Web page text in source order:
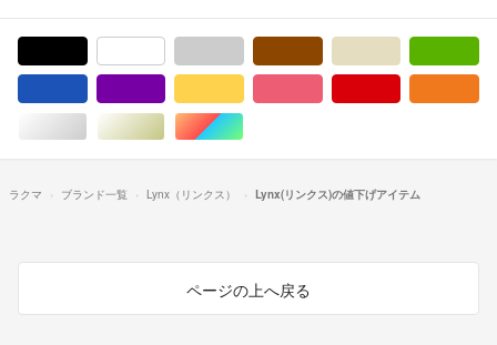
シルバー/銀色系ゴールド/金色系マルチカラー
ラクマ ブランド一覧 Lynx（リンクス） Lynx(リンクス)の値下げアイテム
ページの上へ戻る